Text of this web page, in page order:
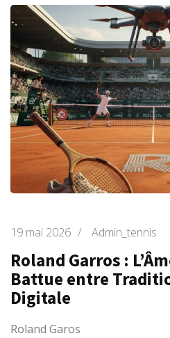
19 mai 2026 / Admin_tennis
Roland Garros :
Battue entre
Digitale
Roland Garos